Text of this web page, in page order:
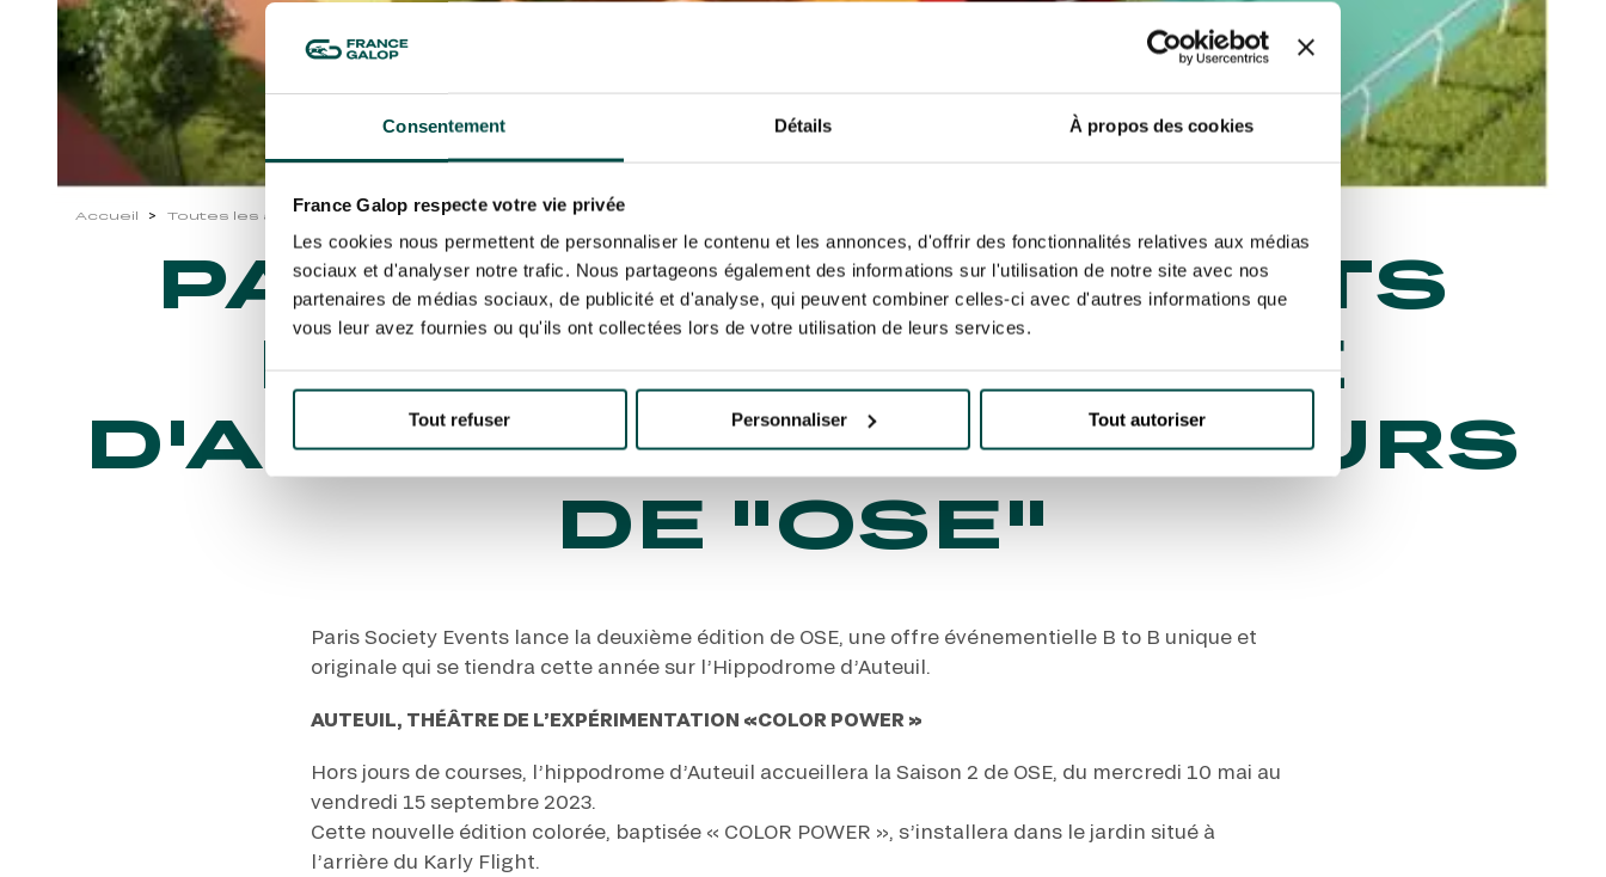
Consentement Détails À propos des cookies
France Galop respecte votre vie privée
Les cookies nous permettent de personnaliser le contenu et les annonces, d'offrir des fonctionnalités relatives aux médias
sociaux et d'analyser notre trafic. Nous partageons également des informations sur l'utilisation de notre site avec nos
partenaires de médias sociaux, de publicité et d'analyse, qui peuvent combiner celles-ci avec d'autres informations que
vous leur avez fournies ou qu'ils ont collectées lors de votre utilisation de leurs services.
Tout refuser Personnaliser Tout autoriser
Accueil Toutes les actualités autre Paris Society Events met l'Hippodrome d'Auteuil aux couleurs de "Ose"
PARIS SOCIETY EVENTS
MET L'HIPPODROME
D'AUTEUIL AUX COULEURS
DE "OSE"
Paris Society Events lance la deuxième édition de OSE, une offre événementielle B to B unique et
originale qui se tiendra cette année sur l’Hippodrome d’Auteuil.
AUTEUIL, THÉÂTRE DE L’EXPÉRIMENTATION «COLOR POWER »
Hors jours de courses, l’hippodrome d’Auteuil accueillera la Saison 2 de OSE, du mercredi 10 mai au
vendredi 15 septembre 2023.
Cette nouvelle édition colorée, baptisée « COLOR POWER », s’installera dans le jardin situé à
l’arrière du Karly Flight.